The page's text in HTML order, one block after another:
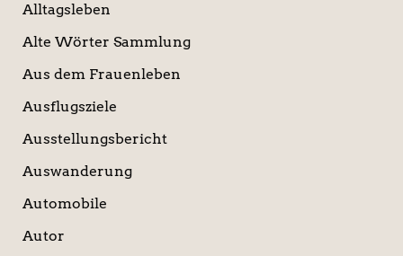
Alltagsleben
Alte Wörter Sammlung
Aus dem Frauenleben
Ausflugsziele
Ausstellungsbericht
Auswanderung
Automobile
Autor